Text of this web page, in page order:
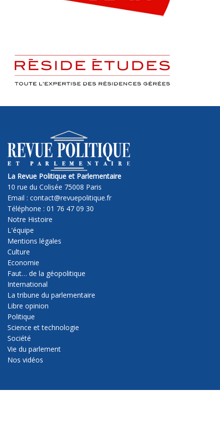
La Revue Politique et Parlementaire
10 rue du Colisée 75008 Paris
Email : contact@revuepolitique.fr
Téléphone : 01 76 47 09 30
Notre Histoire
L'équipe
Mentions légales
Culture
Economie
Faut… de la géopolitique
International
La tribune du parlementaire
Libre opinion
Politique
Science et technologie
Société
Vie du parlement
Nos vidéos